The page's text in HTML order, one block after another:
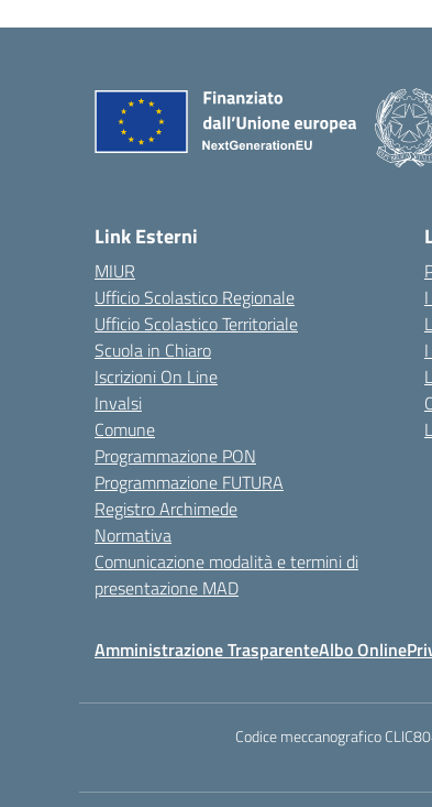
Link Esterni
MIUR
Ufficio Scolastico Regionale
Ufficio Scolastico Territoriale
Scuola in Chiaro
Iscrizioni On Line
Invalsi
Comune
Programmazione PON
Programmazione FUTURA
Registro Archimede
Normativa
Comunicazione modalità e termini di
presentazione MAD
Amministrazione TrasparenteAlbo Online
Codice meccanografico